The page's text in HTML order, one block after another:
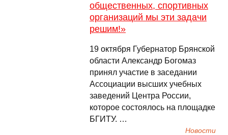
общественных, спортивных
организаций мы эти задачи
решим!»
19 октября Губернатор Брянской
области Александр Богомаз
принял участие в заседании
Ассоциации высших учебных
заведений Центра России,
которое состоялось на площадке
БГИТУ. …
Новости